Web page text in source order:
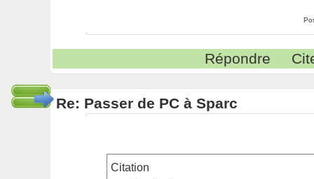
Répondre
Re: Passer de PC à Sparc
Citation